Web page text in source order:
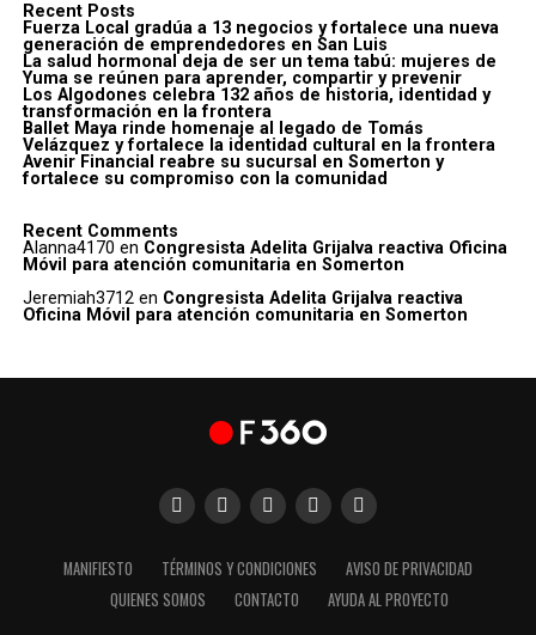
Recent Posts
Fuerza Local gradúa a 13 negocios y fortalece una nueva
generación de emprendedores en San Luis
La salud hormonal deja de ser un tema tabú: mujeres de
Yuma se reúnen para aprender, compartir y prevenir
Los Algodones celebra 132 años de historia, identidad y
transformación en la frontera
Ballet Maya rinde homenaje al legado de Tomás
Velázquez y fortalece la identidad cultural en la frontera
Avenir Financial reabre su sucursal en Somerton y
fortalece su compromiso con la comunidad
Recent Comments
Alanna4170 en Congresista Adelita Grijalva reactiva Oficina
Móvil para atención comunitaria en Somerton
Jeremiah3712en Congresista Adelita Grijalva reactiva
Oficina Móvil para atención comunitaria en Somerton
MANIFIESTO TÉRMINOS Y CONDICIONES
AVISO DE PRIVACIDAD
QUIENES SOMOS
CONTACTO AYUDA AL PROYECTO